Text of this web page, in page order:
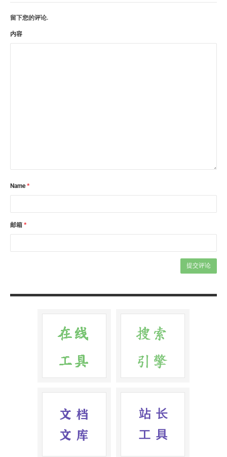
留下您的评论.
内容
Name*
邮箱 *